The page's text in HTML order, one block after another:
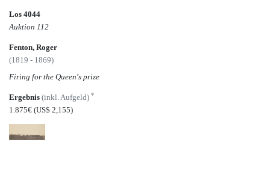
Los 4044
Auktion 112
Fenton, Roger
(1819 - 1869)
Firing for the Queen's prize
Ergebnis (inkl. Aufgeld) *
1.875€ (US$ 2,155)